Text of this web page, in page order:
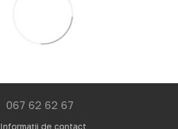
067 62 62 67
Informații de contact